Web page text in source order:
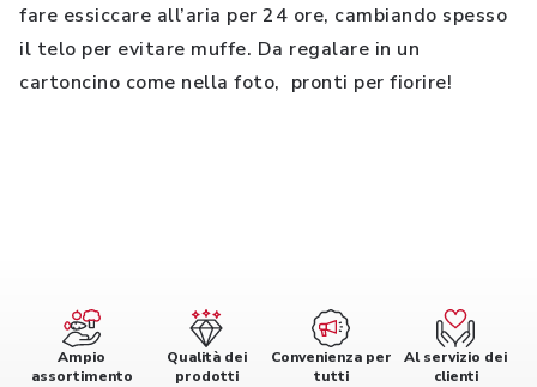
fare essiccare all’aria per 24 ore, cambiando spesso
il telo per evitare muffe. Da regalare in un
cartoncino come nella foto, pronti per fiorire!
Ampio
assortimento
Qualità dei
prodotti
Convenienza per
tutti
Al servizio dei
clienti